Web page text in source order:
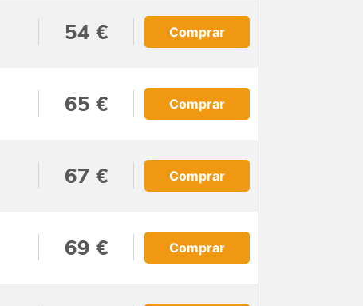
54 € Comprar
65 € Comprar
67 € Comprar
69 € Comprar